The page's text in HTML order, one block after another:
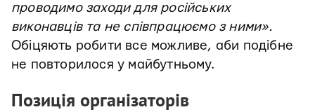
проводимо заходи для російських
виконавців та не співпрацюємо з ними».
Обіцяють робити все можливе, аби подібне
не повторилося у майбутньому.
Позиція організаторів